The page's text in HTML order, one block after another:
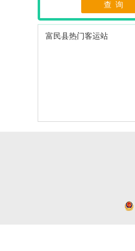
查 询
富民县热门客运站